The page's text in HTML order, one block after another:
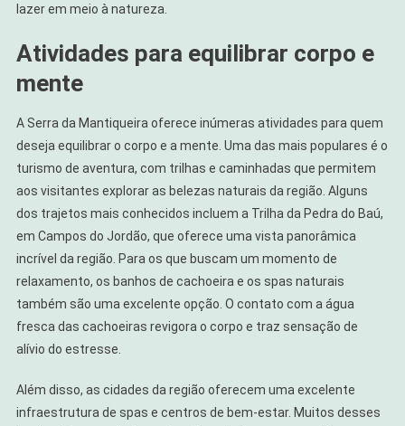
lazer em meio à natureza.
Atividades para equilibrar corpo e
mente
A Serra da Mantiqueira oferece inúmeras atividades para quem
deseja equilibrar o corpo e a mente. Uma das mais populares é o
turismo de aventura, com trilhas e caminhadas que permitem
aos visitantes explorar as belezas naturais da região. Alguns
dos trajetos mais conhecidos incluem a Trilha da Pedra do Baú,
em Campos do Jordão, que oferece uma vista panorâmica
incrível da região. Para os que buscam um momento de
relaxamento, os banhos de cachoeira e os spas naturais
também são uma excelente opção. O contato com a água
fresca das cachoeiras revigora o corpo e traz sensação de
alívio do estresse.
Além disso, as cidades da região oferecem uma excelente
infraestrutura de spas e centros de bem-estar. Muitos desses